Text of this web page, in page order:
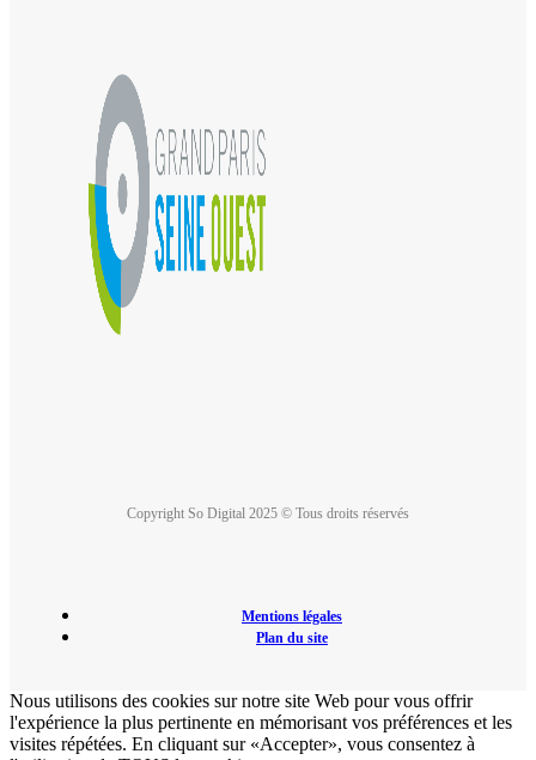
Copyright So Digital 2025 © Tous droits réservés
Mentions légales
Plan du site
Nous utilisons des cookies sur notre site Web pour vous offrir
l'expérience la plus pertinente en mémorisant vos préférences et les
visites répétées. En cliquant sur «Accepter», vous consentez à